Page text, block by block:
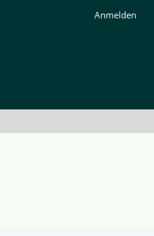
Anmelden